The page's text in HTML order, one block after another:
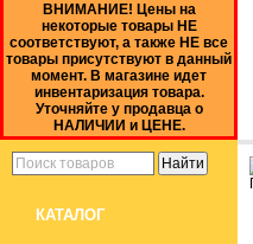
ВНИМАНИЕ! Цены на
некоторые товары НЕ
соответствуют, а также НЕ все
товары присутствуют в данный
момент. В магазине идет
инвентаризация товара.
Уточняйте у продавца о
НАЛИЧИИ и ЦЕНЕ.
КАТАЛОГ